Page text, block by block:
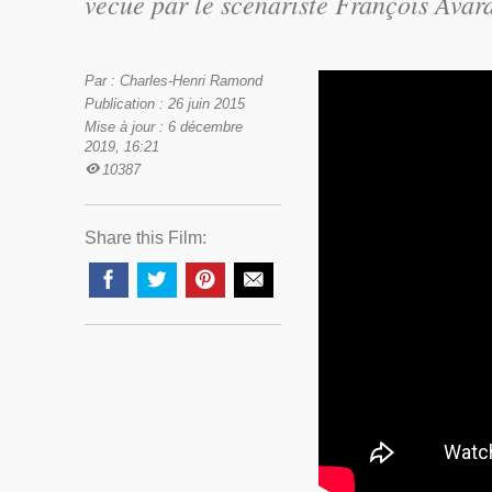
Par : Charles-Henri Ramond
Publication : 26 juin 2015
Mise à jour : 6 décembre
2019, 16:21
10387
Share this Film: